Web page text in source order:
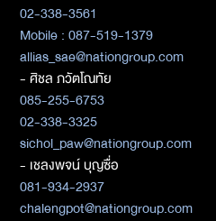
02-338-3561
Mobile : 087-519-1379
allias_sae@nationgroup.com
- ศิชล ภวัตโณทัย
085-255-6753
02-338-3325
sichol_paw@nationgroup.com
- เชลงพจน์ บุญซื่อ
081-934-2937
chalengpot@nationgroup.com